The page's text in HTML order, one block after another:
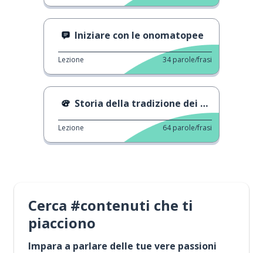
Iniziare con le onomatopee
Lezione 34 parole/frasi
Storia della tradizione dei 12 chicchi d'uva
Lezione 64 parole/frasi
Cerca #contenuti che ti
piacciono
Impara a parlare delle tue vere passioni